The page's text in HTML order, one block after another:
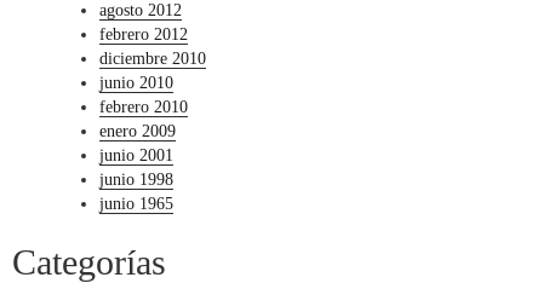
agosto 2012
febrero 2012
diciembre 2010
junio 2010
febrero 2010
enero 2009
junio 2001
junio 1998
junio 1965
Categorías